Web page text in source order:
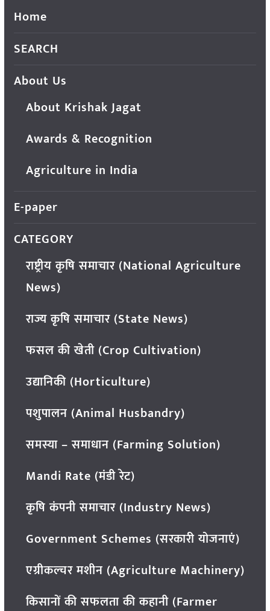
Home
SEARCH
About Us
About Krishak Jagat
Awards & Recognition
Agriculture in India
E-paper
CATEGORY
राष्ट्रीय कृषि समाचार (National Agriculture
News)
राज्य कृषि समाचार (State News)
फसल की खेती (Crop Cultivation)
उद्यानिकी (Horticulture)
पशुपालन (Animal Husbandry)
समस्या – समाधान (Farming Solution)
Mandi Rate (मंडी रेट)
कृषि कंपनी समाचार (Industry News)
Government Schemes (सरकारी योजनाएं)
एग्रीकल्चर मशीन (Agriculture Machinery)
किसानों की सफलता की कहानी (Farmer